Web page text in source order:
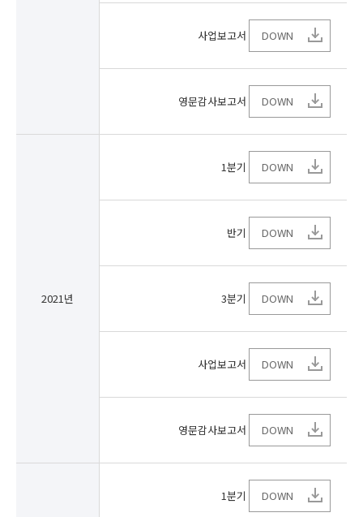
사업보고서 DOWN
영문감사보고서 DOWN
2021년
1분기 DOWN
반기 DOWN
3분기 DOWN
사업보고서 DOWN
영문감사보고서 DOWN
1분기 DOWN